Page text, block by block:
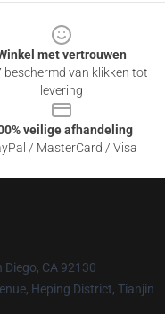
met vertrouwen
beschermd van klikken tot
levering
veilige afhandeling
/ MasterCard / Visa
Diego, CA 92130
Heping District, Tianjin